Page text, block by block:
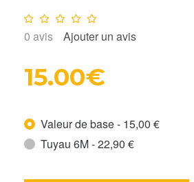
Note : 0/10
0 avis Ajouter un avis
15.00€
Valeur de base - 15,00 €
Tuyau 6M - 22,90 €